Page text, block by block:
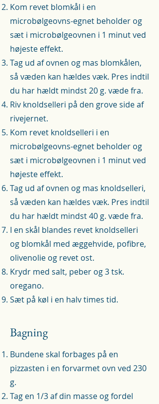
Kom revet blomkål i en
microbølgeovns-egnet beholder og
sæt i microbølgeovnen i 1 minut ved
højeste effekt.
Tag ud af ovnen og mas blomkålen,
så væden kan hældes væk. Pres indtil
du har hældt mindst 20 g. væde fra.
Riv knoldselleri på den grove side af
rivejernet.
Kom revet knoldselleri i en
microbølgeovns-egnet beholder og
sæt i microbølgeovnen i 1 minut ved
højeste effekt.
Tag ud af ovnen og mas knoldselleri,
så væden kan hældes væk. Pres indtil
du har hældt mindst 40 g. væde fra.
I en skål blandes revet knoldselleri
og blomkål med æggehvide, pofibre,
olivenolie og revet ost.
Krydr med salt, peber og 3 tsk.
oregano.
Sæt på køl i en halv times tid.
Bagning
Bundene skal forbages på en
pizzasten i en forvarmet ovn ved 230
g.
Tag en 1/3 af din masse og fordel